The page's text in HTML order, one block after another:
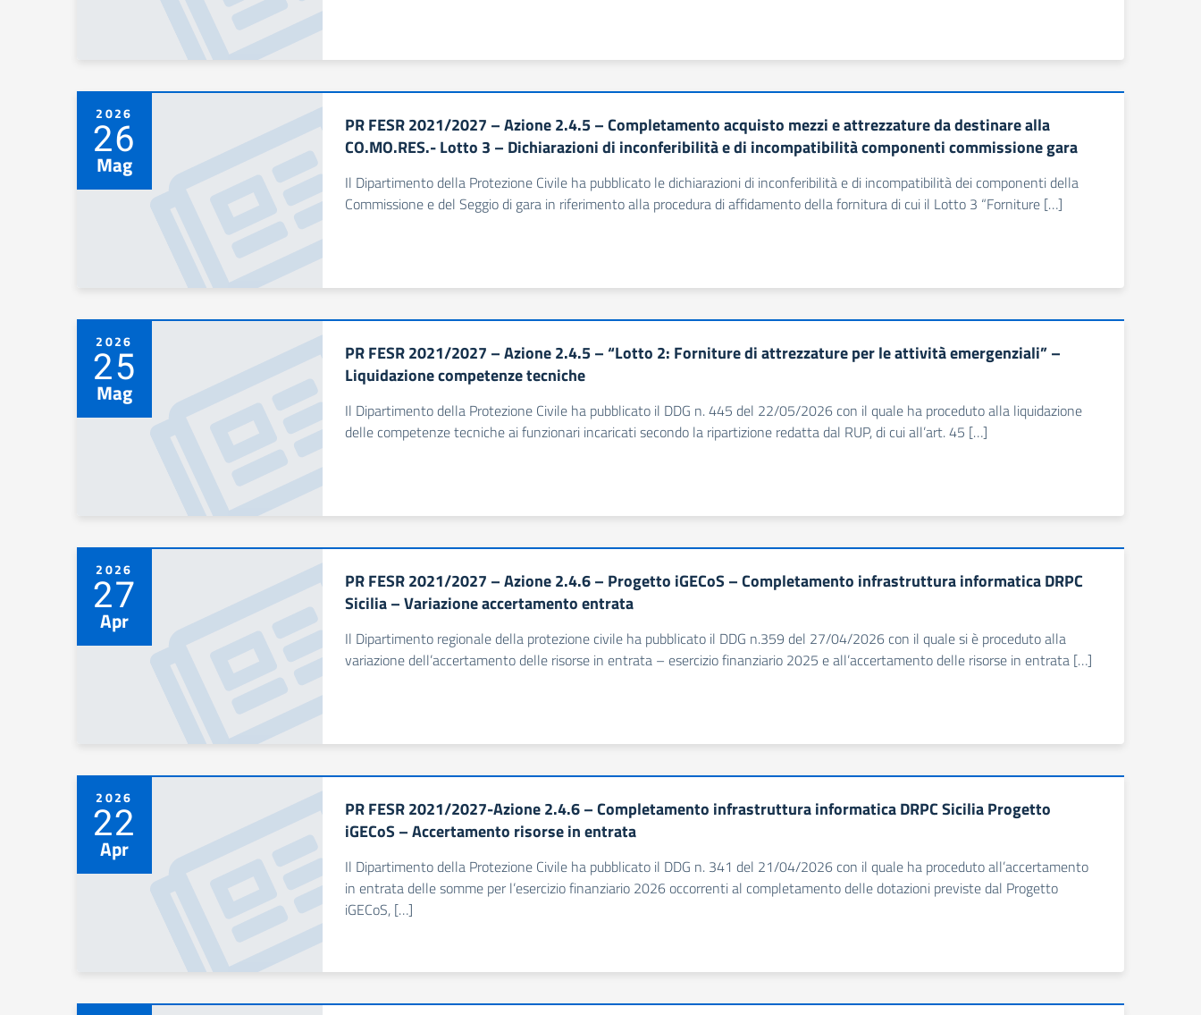
2026
26
Mag
PR FESR 2021/2027 – Azione 2.4.5 – Completamento acquisto mezzi e attrezzature da destinare alla
CO.MO.RES.- Lotto 3 – Dichiarazioni di inconferibilità e di incompatibilità componenti commissione gara
Il Dipartimento della Protezione Civile ha pubblicato le dichiarazioni di inconferibilità e di incompatibilità dei componenti della
Commissione e del Seggio di gara in riferimento alla procedura di affidamento della fornitura di cui il Lotto 3 “Forniture […]
2026
25
Mag
PR FESR 2021/2027 – Azione 2.4.5 – “Lotto 2: Forniture di attrezzature per le attività emergenziali” –
Liquidazione competenze tecniche
Il Dipartimento della Protezione Civile ha pubblicato il DDG n. 445 del 22/05/2026 con il quale ha proceduto alla liquidazione
delle competenze tecniche ai funzionari incaricati secondo la ripartizione redatta dal RUP, di cui all’art. 45 […]
2026
27
Apr
PR FESR 2021/2027 – Azione 2.4.6 – Progetto iGECoS – Completamento infrastruttura informatica DRPC
Sicilia – Variazione accertamento entrata
Il Dipartimento regionale della protezione civile ha pubblicato il DDG n.359 del 27/04/2026 con il quale si è proceduto alla
variazione dell’accertamento delle risorse in entrata – esercizio finanziario 2025 e all’accertamento delle risorse in entrata […]
2026
22
Apr
PR FESR 2021/2027-Azione 2.4.6 – Completamento infrastruttura informatica DRPC Sicilia Progetto
iGECoS – Accertamento risorse in entrata
Il Dipartimento della Protezione Civile ha pubblicato il DDG n. 341 del 21/04/2026 con il quale ha proceduto all’accertamento
in entrata delle somme per l’esercizio finanziario 2026 occorrenti al completamento delle dotazioni previste dal Progetto
iGECoS, […]